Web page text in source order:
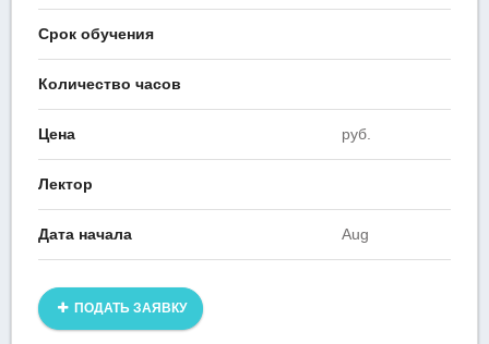
Срок обучения
Количество часов
Цена руб.
Лектор
Дата начала Aug
ПОДАТЬ ЗАЯВКУ